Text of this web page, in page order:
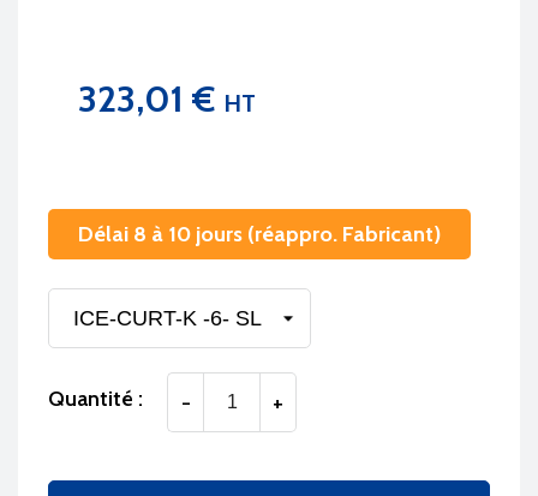
323,01 € HT
Délai 8 à 10 jours (réappro. Fabricant)
Quantité : - +